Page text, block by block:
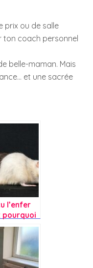
prix ou de salle
ton coach personnel
belle-maman. Mais
et une sacrée
l’enfer
pourquoi
à un
»